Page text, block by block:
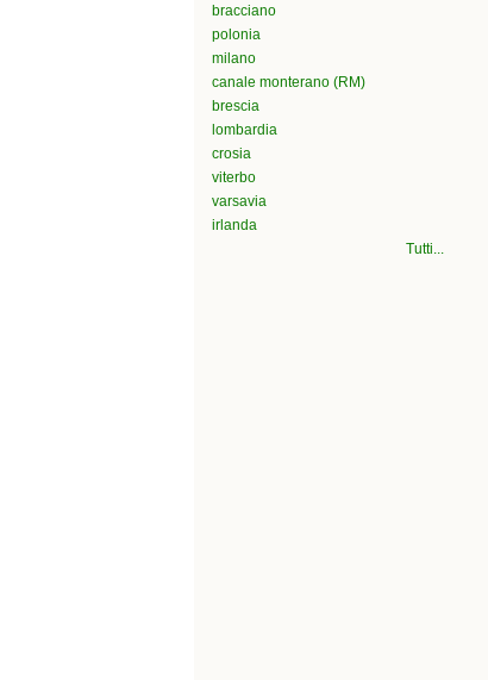
bracciano
polonia
milano
canale monterano (RM)
brescia
lombardia
crosia
viterbo
varsavia
irlanda
Tutti...